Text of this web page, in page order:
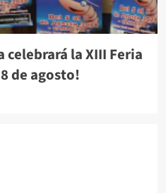
celebrará la XIII Feria
de agosto!